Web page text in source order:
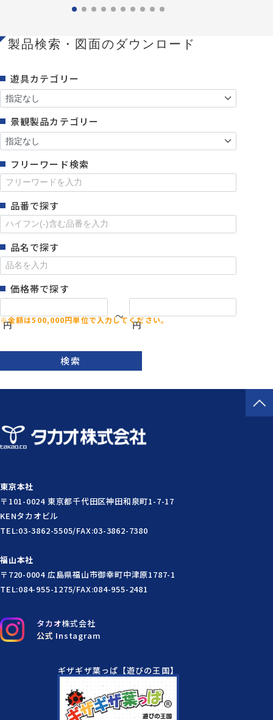
製品検索・図面のダウンロード
遊具カテゴリー
景観製品カテゴリー
フリーワード検索
品番で探す
品名で探す
価格帯で探す
円
～
円
検索
タカオ株式会社
公式 Instagram
東京本社
〒101-0024 東京都千代田区神田和泉町1-7-17
KENタカオビル
TEL:03-3862-5505/FAX:03-3862-7380
福山本社
〒720-0004 広島県福山市御幸町中津原1787-1
TEL:084-955-1275/FAX:084-955-2481
ギザギザ葉っぱ【遊びの王国】